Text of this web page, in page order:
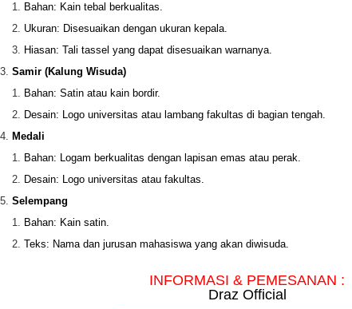
Bahan: Kain tebal berkualitas.
Ukuran: Disesuaikan dengan ukuran kepala.
Hiasan: Tali tassel yang dapat disesuaikan warnanya.
Samir (Kalung Wisuda)
Bahan: Satin atau kain bordir.
Desain: Logo universitas atau lambang fakultas di bagian tengah.
Medali
Bahan: Logam berkualitas dengan lapisan emas atau perak.
Desain: Logo universitas atau fakultas.
Selempang
Bahan: Kain satin.
Teks: Nama dan jurusan mahasiswa yang akan diwisuda.
INFORMASI & PEMESANAN :
Draz Official